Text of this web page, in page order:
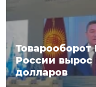
России вырос
долларов